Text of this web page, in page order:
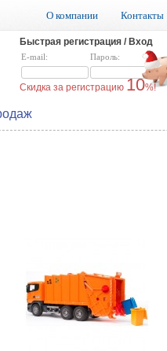
О компании Контакты
Быстрая регистрация / Вход
E-mail: Пароль:
Скидка за регистрацию 10%!